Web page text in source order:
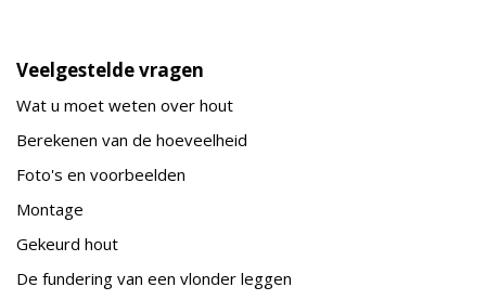
Veelgestelde vragen
Wat u moet weten over hout
Berekenen van de hoeveelheid
Foto's en voorbeelden
Montage
Gekeurd hout
De fundering van een vlonder leggen